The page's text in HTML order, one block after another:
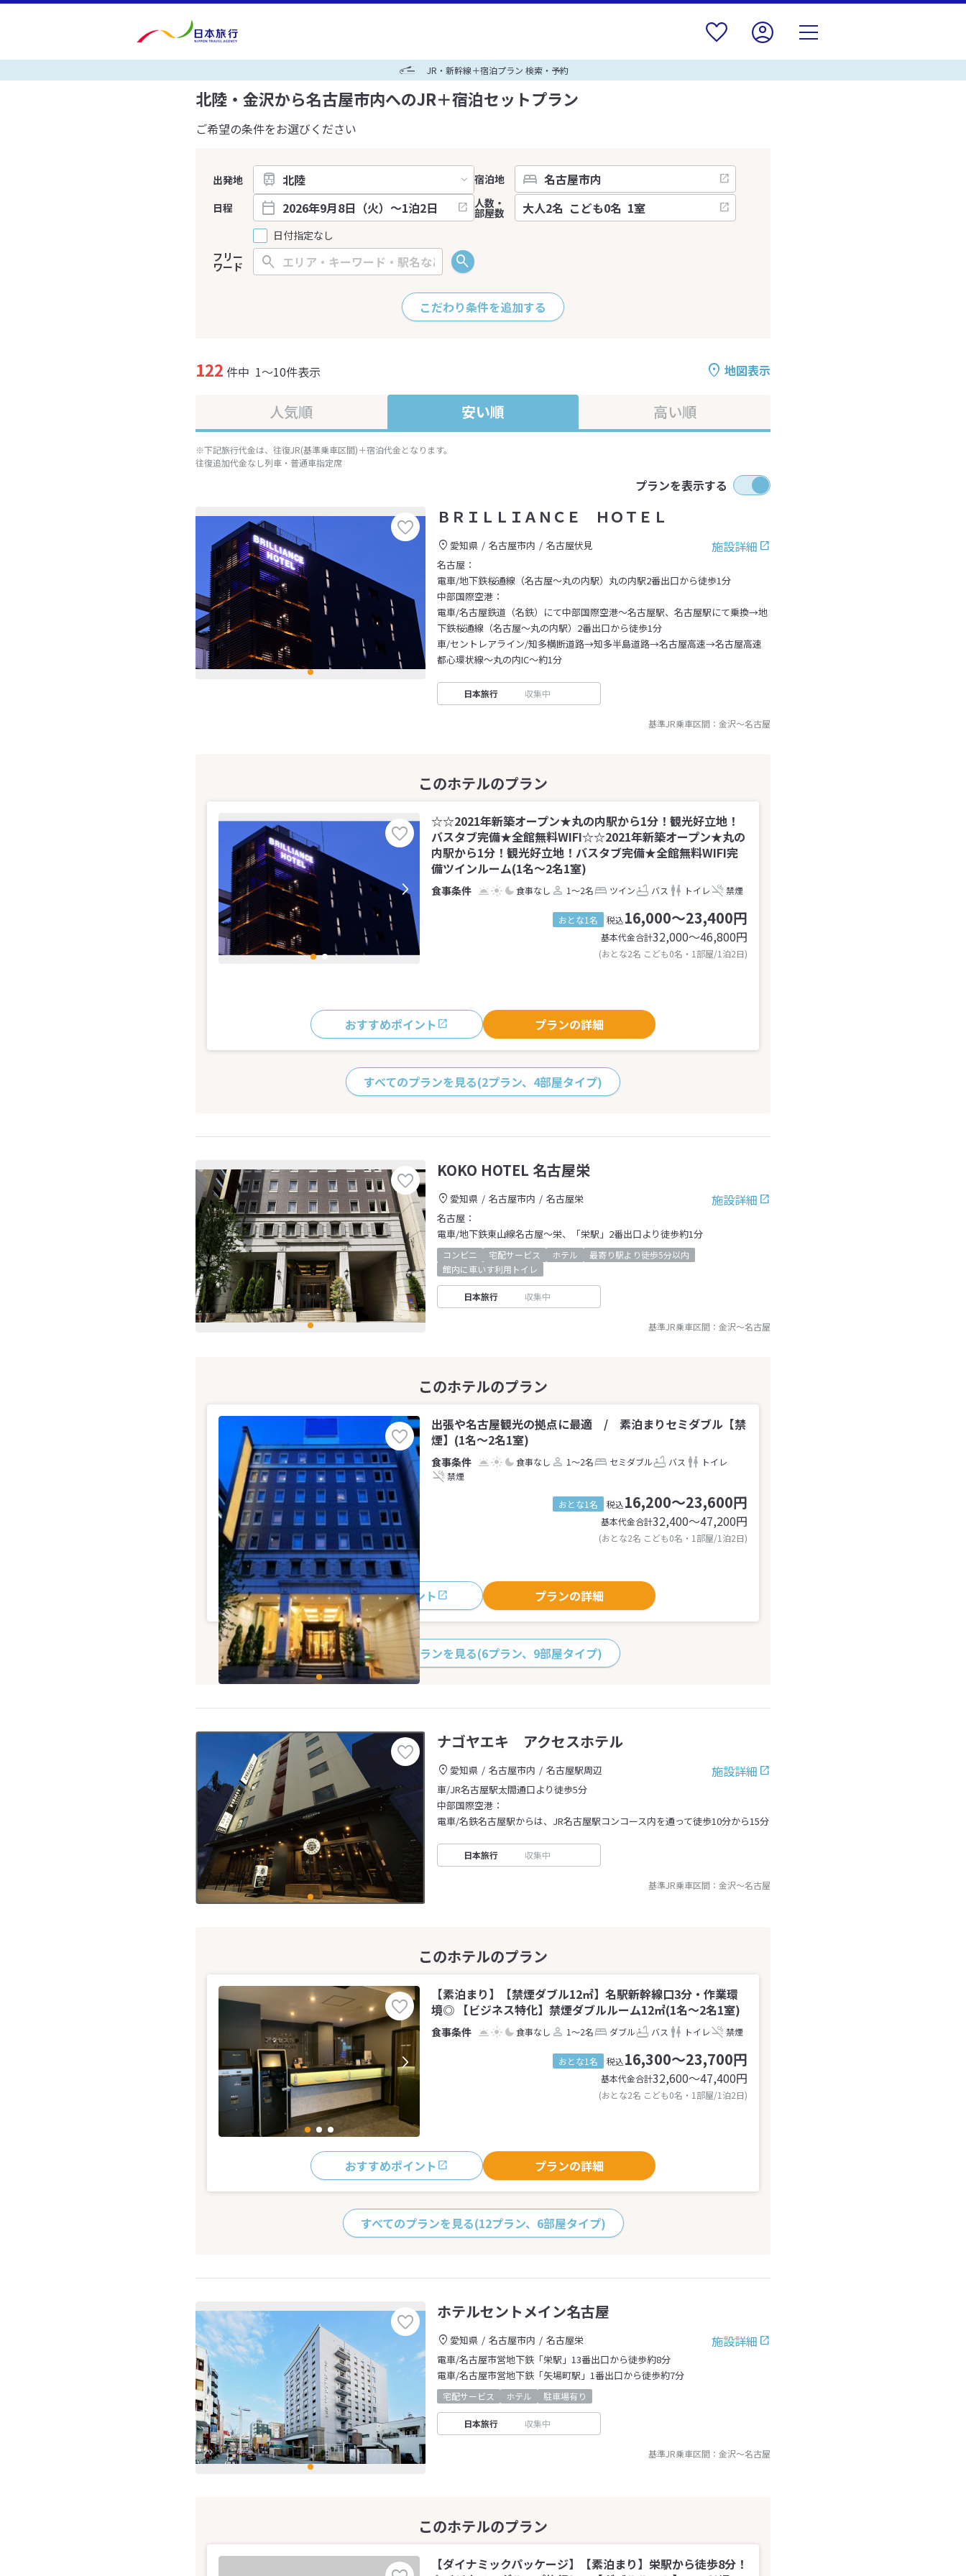
JR・新幹線＋宿泊プラン 検索・予約
北陸・金沢から名古屋市内へのJR＋宿泊セットプラン
ご希望の条件をお選びください
出発地
宿泊地
日程
日付指定なし
人数・
部屋数
フリー
ワード
こだわり条件を追加する
地図表示
122 件中 1～10件表示
人気順 安い順 高い順
※下記旅行代金は、往復JR(基準乗車区間)＋宿泊代金となります。
往復追加代金なし列車・普通車指定席
プランを表示する
ＢＲＩＬＬＩＡＮＣＥ ＨＯＴＥＬ
施設詳細
愛知県 名古屋市内
名古屋伏見
名古屋：
電車/地下鉄桜通線（名古屋～丸の内駅）丸の内駅2番出口から徒歩1分
中部国際空港：
電車/名古屋鉄道（名鉄）にて中部国際空港～名古屋駅、名古屋駅にて乗換→地
下鉄桜通線（名古屋～丸の内駅）2番出口から徒歩1分
車/セントレアライン/知多横断道路→知多半島道路→名古屋高速→名古屋高速
都心環状線～丸の内IC～約1分
日本旅行 収集中
基準JR乗車区間： 金沢～名古屋
☆☆2021年新築オープン★丸の内駅から1分！観光好立地！
バスタブ完備★全館無料WIFI☆☆2021年新築オープン★丸の
内駅から1分！観光好立地！バスタブ完備★全館無料WIFI完
備ツインルーム(1名～2名1室)
食事なし 1～2名 ツイン バス トイレ 禁煙
おとな1名 税込16,000～23,400円
基本代金合計32,000〜46,800円
(おとな2名 こども0名・1部屋/1泊2日)
おすすめポイント プランの詳細
すべてのプランを見る(2プラン、4部屋タイプ)
KOKO HOTEL 名古屋栄
施設詳細
愛知県 名古屋市内
名古屋栄
名古屋：
電車/地下鉄東山線名古屋～栄、「栄駅」2番出口より徒歩約1分
コンビニ 宅配サービス ホテル
最寄り駅より徒歩5分以内
館内に車いす利用トイレ
日本旅行 収集中
基準JR乗車区間： 金沢～名古屋
出張や名古屋観光の拠点に最適 / 素泊まりセミダブル【禁
煙】(1名～2名1室)
食事なし 1～2名 セミダブル バス
トイレ
禁煙
おとな1名 税込16,200～23,600円
基本代金合計32,400〜47,200円
(おとな2名 こども0名・1部屋/1泊2日)
おすすめポイント プランの詳細
すべてのプランを見る(6プラン、9部屋タイプ)
ナゴヤエキ アクセスホテル
施設詳細
愛知県 名古屋市内
名古屋駅周辺
車/JR名古屋駅太閤通口より徒歩5分
中部国際空港：
電車/名鉄名古屋駅からは、JR名古屋駅コンコース内を通って徒歩10分から15分
日本旅行 収集中
基準JR乗車区間： 金沢～名古屋
【素泊まり】【禁煙ダブル12㎡】名駅新幹線口3分・作業環
境◎ 【ビジネス特化】禁煙ダブルルーム12㎡(1名～2名1室)
食事なし 1～2名 ダブル バス トイレ 禁煙
おとな1名 税込16,300～23,700円
基本代金合計32,600〜47,400円
(おとな2名 こども0名・1部屋/1泊2日)
おすすめポイント プランの詳細
すべてのプランを見る(12プラン、6部屋タイプ)
ホテルセントメイン名古屋
施設詳細
愛知県 名古屋市内
名古屋栄
電車/名古屋市営地下鉄「栄駅」13番出口から徒歩約8分
電車/名古屋市営地下鉄「矢場町駅」1番出口から徒歩約7分
宅配サービス ホテル 駐車場有り
日本旅行 収集中
基準JR乗車区間： 金沢～名古屋
【ダイナミックパッケージ】【素泊まり】栄駅から徒歩8分！